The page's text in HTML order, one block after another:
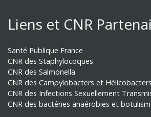
Liens et CNR
Santé Publique France
CNR des Staphylocoques
CNR des Salmonella
CNR des Campylobacters et Hélicobacters
CNR des Infections Sexuellement
CNR des bactéries anaérobies et